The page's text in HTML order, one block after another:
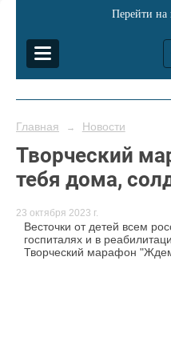
Перейти
Главная → Новости
Творческий
тебя дома,
23 октября 2023 г.
Весточки от детей всем
госпиталях и в
Творческий марафон